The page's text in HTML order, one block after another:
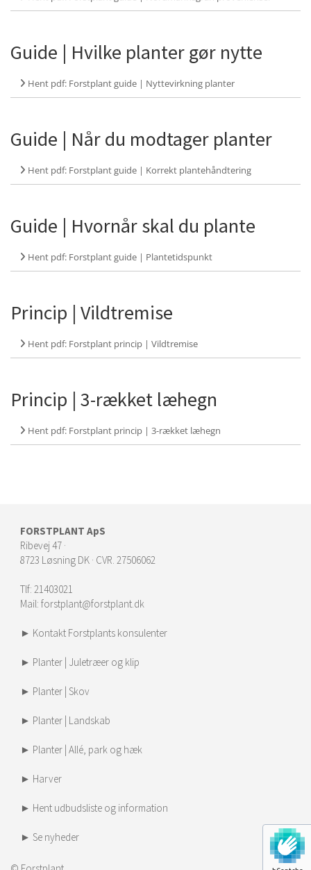
Guide | Hvilke planter gør nytte
Hent pdf: Forstplant guide | Nyttevirkning planter
Guide | Når du modtager planter
Hent pdf: Forstplant guide | Korrekt plantehåndtering
Guide | Hvornår skal du plante
Hent pdf: Forstplant guide | Plantetidspunkt
Princip | Vildtremise
Hent pdf: Forstplant princip | Vildtremise
Princip | 3-rækket læhegn
Hent pdf: Forstplant princip | 3-rækket læhegn
FORSTPLANT ApS
Ribevej 47 ·
8723 Løsning DK · CVR. 27506062
Tlf: 21403021
Mail: forstplant@forstplant.dk
► Kontakt Forstplants konsulenter
► Planter | Juletræer og klip
► Planter | Skov
► Planter | Landskab
► Planter | Allé, park og hæk
► Harver
► Hent udbudsliste og information
► Se nyheder